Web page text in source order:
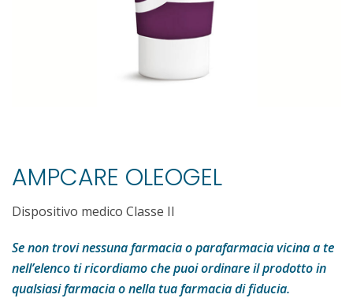
AMPCARE OLEOGEL
Dispositivo medico Classe II
Se non trovi nessuna farmacia o parafarmacia vicina a te
nell’elenco ti ricordiamo che puoi ordinare il prodotto in
qualsiasi farmacia o nella tua farmacia di fiducia.